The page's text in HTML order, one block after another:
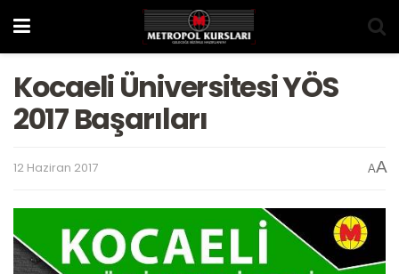
Kocaeli Üniversitesi YÖS
2017 Başarıları
12 Haziran 2017 AA